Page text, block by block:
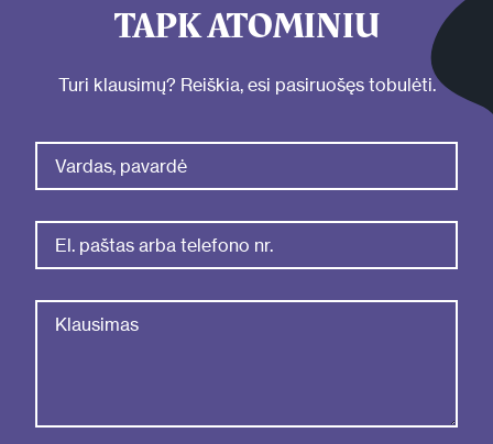
TAPK ATOMINIU
Turi klausimų? Reiškia, esi pasiruošęs tobulėti.